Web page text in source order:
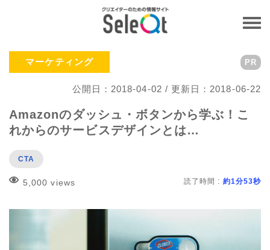
マーケティング
公開日：2018-04-02 / 更新日：2018-06-22
PR
Amazonのダッシュ・ボタンから学ぶ！こ
れからのサービスデザインとは…
CTA
5,000 views 読了時間 : 約1分53秒